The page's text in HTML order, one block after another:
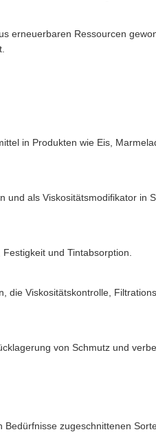
erneuerbaren Ressourcen
in Produkten wie Eis,
und als Viskositätsmodifikator
und Tintabsorption.
die Viskositätskontrolle,
von Schmutz und
zugeschnittenen